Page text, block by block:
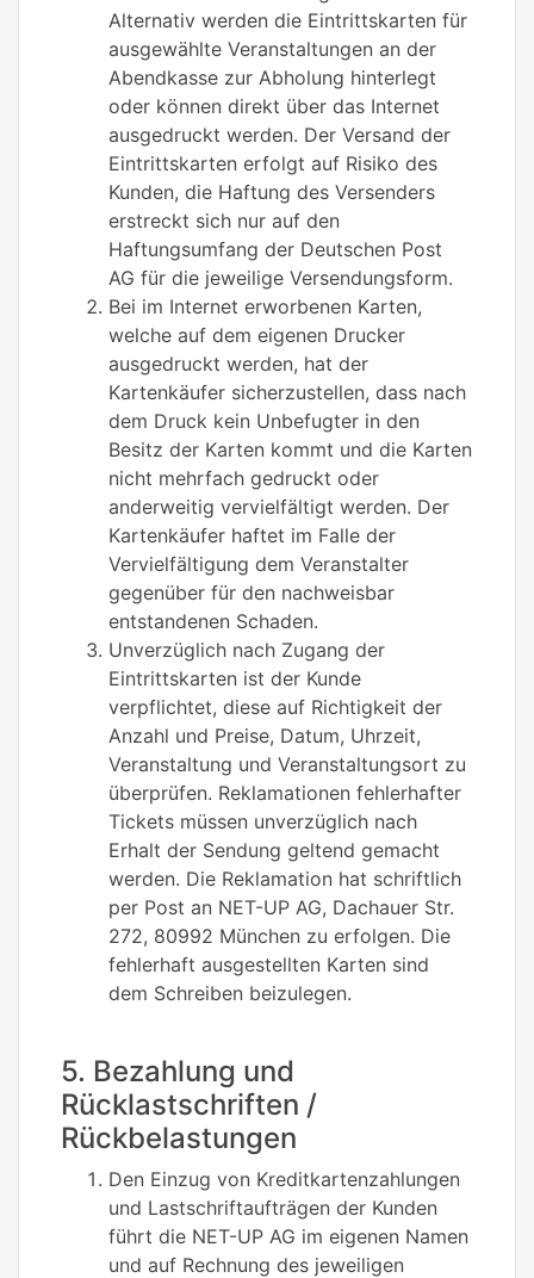
Alternativ werden die Eintrittskarten für
ausgewählte Veranstaltungen an der
Abendkasse zur Abholung hinterlegt
oder können direkt über das Internet
ausgedruckt werden. Der Versand der
Eintrittskarten erfolgt auf Risiko des
Kunden, die Haftung des Versenders
erstreckt sich nur auf den
Haftungsumfang der Deutschen Post
AG für die jeweilige Versendungsform.
Bei im Internet erworbenen Karten,
welche auf dem eigenen Drucker
ausgedruckt werden, hat der
Kartenkäufer sicherzustellen, dass nach
dem Druck kein Unbefugter in den
Besitz der Karten kommt und die Karten
nicht mehrfach gedruckt oder
anderweitig vervielfältigt werden. Der
Kartenkäufer haftet im Falle der
Vervielfältigung dem Veranstalter
gegenüber für den nachweisbar
entstandenen Schaden.
Unverzüglich nach Zugang der
Eintrittskarten ist der Kunde
verpflichtet, diese auf Richtigkeit der
Anzahl und Preise, Datum, Uhrzeit,
Veranstaltung und Veranstaltungsort zu
überprüfen. Reklamationen fehlerhafter
Tickets müssen unverzüglich nach
Erhalt der Sendung geltend gemacht
werden. Die Reklamation hat schriftlich
per Post an NET-UP AG, Dachauer Str.
272, 80992 München zu erfolgen. Die
fehlerhaft ausgestellten Karten sind
dem Schreiben beizulegen.
5. Bezahlung und
Rücklastschriften /
Rückbelastungen
Den Einzug von Kreditkartenzahlungen
und Lastschriftaufträgen der Kunden
führt die NET-UP AG im eigenen Namen
und auf Rechnung des jeweiligen